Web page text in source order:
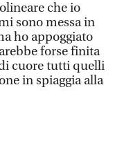
che io
sono messa in
ho appoggiato
forse finita
cuore tutti quelli
in spiaggia alla